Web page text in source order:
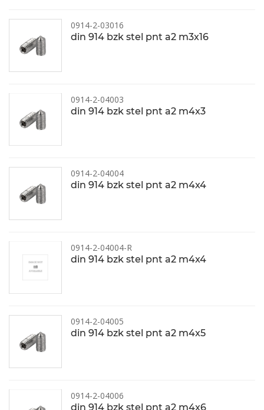
0914-2-03016
din 914 bzk stel pnt a2 m3x16
0914-2-04003
din 914 bzk stel pnt a2 m4x3
0914-2-04004
din 914 bzk stel pnt a2 m4x4
0914-2-04004-R
din 914 bzk stel pnt a2 m4x4
0914-2-04005
din 914 bzk stel pnt a2 m4x5
0914-2-04006
din 914 bzk stel pnt a2 m4x6